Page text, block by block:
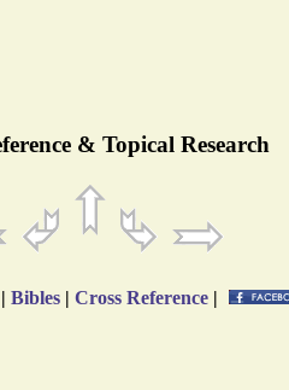
& Topical Research
| Bibles | Cross Reference |